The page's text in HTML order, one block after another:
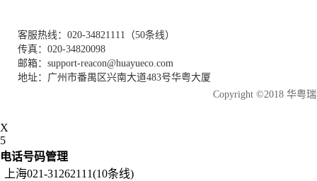
客服热线：020-34821111（50条线）
传真：020-34820098
邮箱：support-reacon@huayueco.com
地址：广州市番禺区兴南大道483号华粤大厦
Copyright ©2018 华粤
X
5
电话号码管理
上海021-31262111(10条线)